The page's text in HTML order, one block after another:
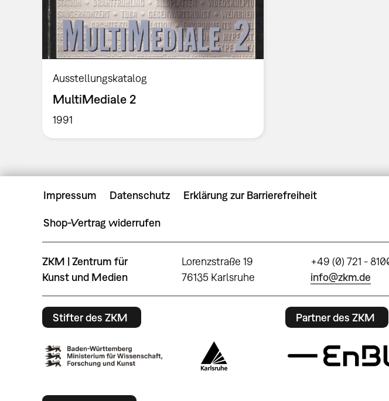
Ausstellungskatalog
MultiMediale 2
1991
Impressum Datenschutz Erklärung zur Barrierefreiheit
Shop-Vertrag widerrufen
ZKM | Zentrum für
Kunst und Medien
Lorenzstraße 19
76135 Karlsruhe
+49 (0) 721 -
info@zkm.de
Stifter des ZKM Partner des ZKM